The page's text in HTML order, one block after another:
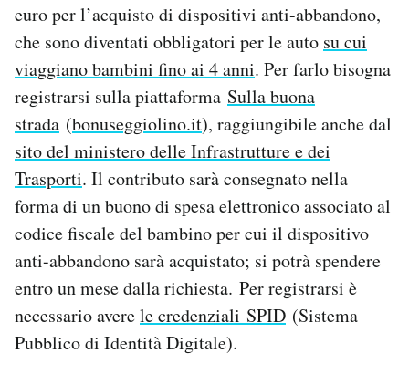
CALENDARIO
AREA PERSONALE
Area Personale
Newsletter
Notifiche mobile
Regala il Post
Hai bisogno di aiuto?
Esci
euro per l’acquisto di dispositivi anti-abbandono,
che sono diventati obbligatori per le auto su cui
viaggiano bambini fino ai 4 anni. Per farlo bisogna
registrarsi sulla piattaforma Sulla buona
strada (bonuseggiolino.it), raggiungibile anche dal
sito del ministero delle Infrastrutture e dei
Trasporti. Il contributo sarà consegnato nella
forma di un buono di spesa elettronico associato al
codice fiscale del bambino per cui il dispositivo
anti-abbandono sarà acquistato; si potrà spendere
entro un mese dalla richiesta. Per registrarsi è
necessario averele credenziali SPID (Sistema
Pubblico di Identità Digitale).